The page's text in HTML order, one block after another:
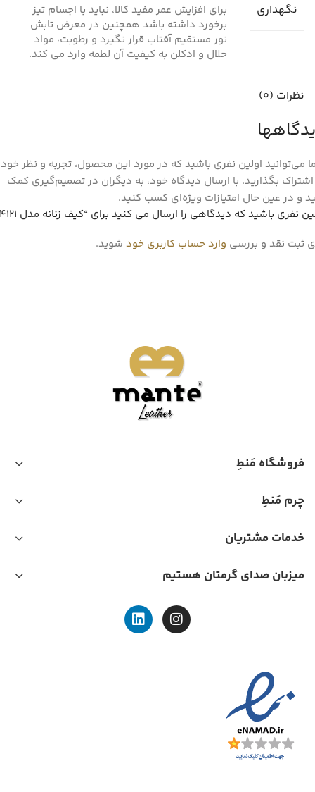
نگهداری
برای افزایش عمر مفید کالا، نباید با اجسام تیز
برخورد داشته باشد همچنین در معرض تابش
نور مستقیم آفتاب قرار نگیرد و رطوبت، مواد
حلال و ادکلن به کیفیت آن لطمه وارد می کند.
نظرات (0)
می‌توانید اولین نفری باشید که در مورد این محصول، تجربه و نظر خود
بگذارید. با ارسال دیدگاه خود، به دیگران در تصمیم‌گیری کمک
و در عین حال امتیازات ویژه‌ای کسب کنید.
نفری باشید که دیدگاهی را ارسال می کنید برای “کیف زنانه مدل 4121”
ثبت نقد و بررسی وارد حساب کاربری خود شوید.
فروشگاه مَنطِ
چرم مَنطِ
خدمات مشتریان
میزبان صدای گرمتان هستیم